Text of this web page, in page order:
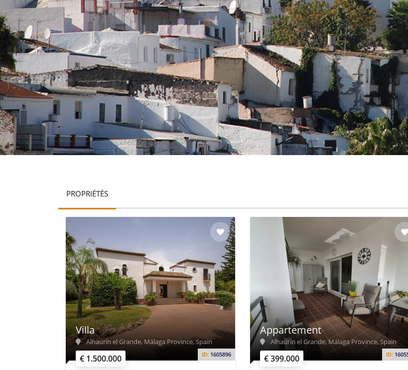
PROPRIÉTÉS
€ 1.500.000 ID: 1605896
Villa
Alhaurín el Grande, Málaga Province, Spain
€ 399.000 ID:
Appartement
Alhaurín el Grande, Málaga Province, Spain